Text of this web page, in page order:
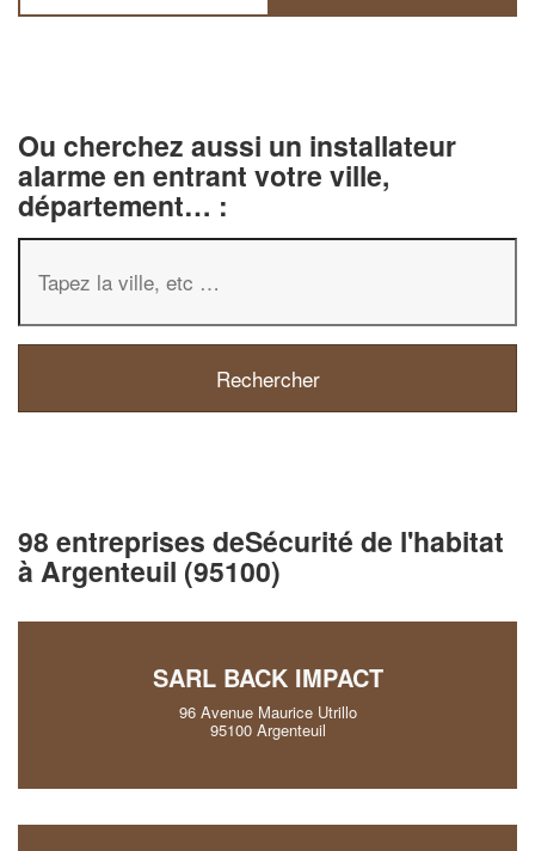
Ou cherchez aussi un installateur
alarme en entrant votre ville,
département… :
98 entreprises deSécurité de l'habitat
à Argenteuil (95100)
SARL BACK IMPACT
96 Avenue Maurice Utrillo
95100 Argenteuil